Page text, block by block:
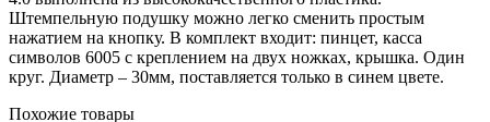
Штемпельную подушку можно легко сменить простым
нажатием на кнопку. В комплект входит: пинцет, касса
символов 6005 с креплением на двух ножках, крышка. Один
круг. Диаметр – 30мм, поставляется только в синем цвете.
Похожие товары